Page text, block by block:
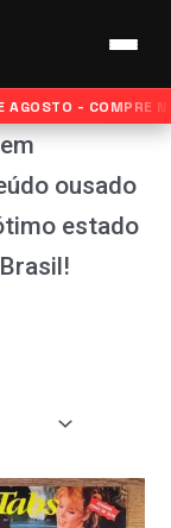
- COMPRE
ousado
estado